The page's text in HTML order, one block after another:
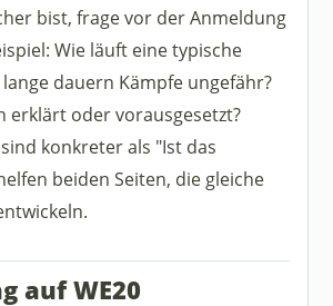
bist, frage vor der Anmeldung
Wie läuft eine typische
lange dauern Kämpfe ungefähr?
erklärt oder vorausgesetzt?
konkreter als "Ist das
beiden Seiten, die gleiche
auf WE20